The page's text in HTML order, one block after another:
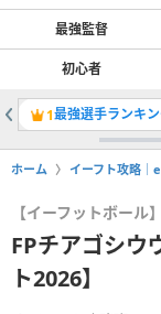
最強監督
初心者
1最強選手ランキ
ホーム イーフト攻略
【イーフットボール】
FPチアゴシウ
ト2026】